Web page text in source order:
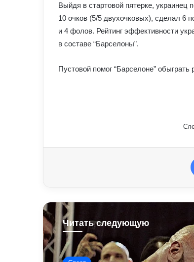
Выйдя в стартовой пятерке, украинец
10 очков (5/5 двухочковых), сделал 6
и 4 фолов. Рейтинг эффективности
в составе “Барселоны”.
Пустовой помог “Барселоне” обыграть
Читать следующую